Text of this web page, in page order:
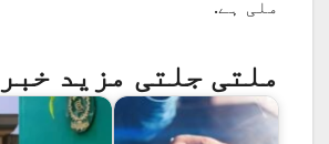
ملی ہے.
ملتی جلتی مزید